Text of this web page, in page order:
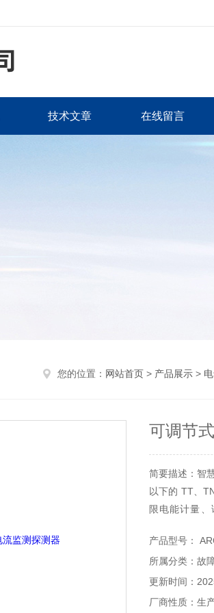
技术文章 在线留言
您的位置： 网站首页 > 产品展示 >
可调节
简要描述：智
以下的 TT、
限电能计量
数实施监控和
产品型号：
所属分类：故
更新时间：
厂商性质：生